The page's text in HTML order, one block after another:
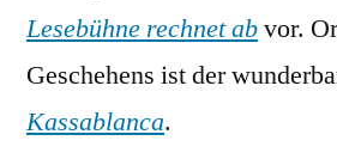
Lesebühne rechnet abvor.
Geschehens ist der
Kassablanca.